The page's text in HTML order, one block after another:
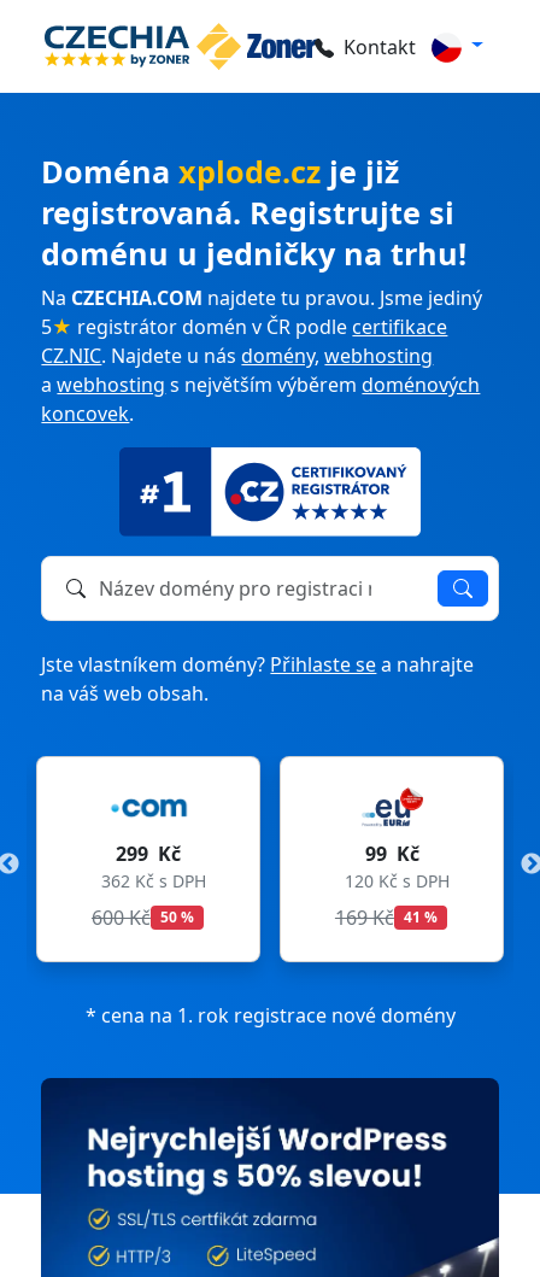
Kontakt
Doménaxplode.cz je již
registrovaná. Registrujte si
doménu u jedničky na trhu!
Na CZECHIA.COM najdete tu pravou. Jsme jediný
5★ registrátor domén v ČR podlecertifikace
CZ.NIC. Najdete u násdomény,webhosting
awebhosting s největším výběremdoménových
koncovek.
Název domény k registraci nebo převodu
Jste vlastníkem domény? Přihlaste sea nahrajte
na váš web obsah.
99 Kč
120 Kč s DPH
169 Kč
275 Kč
333 Kč s DPH
299 Kč
* cena na 1. rok registrace nové domény